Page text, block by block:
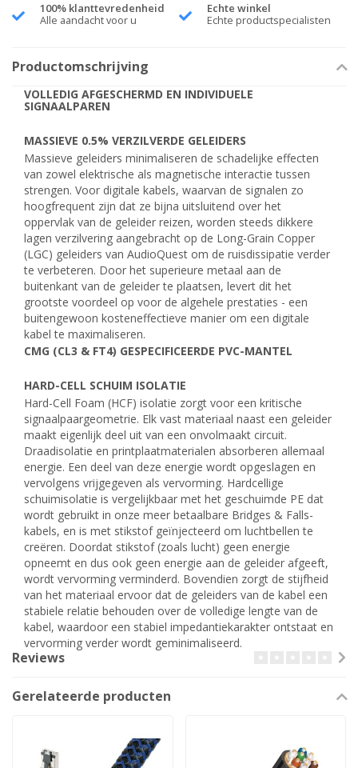
100% klanttevredenheid
Alle aandacht voor u
Echte winkel
Echte productspecialisten
Productomschrijving
VOLLEDIG AFGESCHERMD EN INDIVIDUELE
SIGNAALPAREN
MASSIEVE 0.5% VERZILVERDE GELEIDERS
Massieve geleiders minimaliseren de schadelijke effecten
van zowel elektrische als magnetische interactie tussen
strengen. Voor digitale kabels, waarvan de signalen zo
hoogfrequent zijn dat ze bijna uitsluitend over het
oppervlak van de geleider reizen, worden steeds dikkere
lagen verzilvering aangebracht op de Long-Grain Copper
(LGC) geleiders van AudioQuest om de ruisdissipatie verder
te verbeteren. Door het superieure metaal aan de
buitenkant van de geleider te plaatsen, levert dit het
grootste voordeel op voor de algehele prestaties - een
buitengewoon kosteneffectieve manier om een digitale
kabel te maximaliseren.
CMG (CL3 & FT4) GESPECIFICEERDE PVC-MANTEL
HARD-CELL SCHUIM ISOLATIE
Hard-Cell Foam (HCF) isolatie zorgt voor een kritische
signaalpaargeometrie. Elk vast materiaal naast een geleider
maakt eigenlijk deel uit van een onvolmaakt circuit.
Draadisolatie en printplaatmaterialen absorberen allemaal
energie. Een deel van deze energie wordt opgeslagen en
vervolgens vrijgegeven als vervorming. Hardcellige
schuimisolatie is vergelijkbaar met het geschuimde PE dat
wordt gebruikt in onze meer betaalbare Bridges & Falls-
kabels, en is met stikstof geïnjecteerd om luchtbellen te
creëren. Doordat stikstof (zoals lucht) geen energie
opneemt en dus ook geen energie aan de geleider afgeeft,
wordt vervorming verminderd. Bovendien zorgt de stijfheid
van het materiaal ervoor dat de geleiders van de kabel een
stabiele relatie behouden over de volledige lengte van de
kabel, waardoor een stabiel impedantiekarakter ontstaat en
vervorming verder wordt geminimaliseerd.
Reviews
Gerelateerde producten